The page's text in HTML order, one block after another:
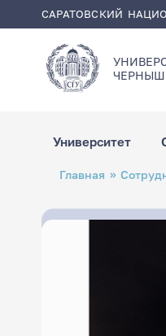
САРАТОВСКИЙ
Университет
Строка
навигации
Главная